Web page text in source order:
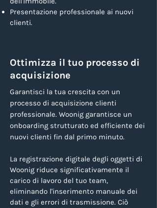
Presentazione professionale ai nuovi
clienti.
Ottimizza il tuo processo di
acquisizione
Garantisci la tua crescita con un
processo di acquisizione clienti
professionale. Woonig garantisce un
onboarding strutturato ed efficiente dei
nuovi clienti fin dal primo minuto.
La registrazione digitale degli oggetti di
Woonig riduce significativamente il
carico di lavoro del tuo team,
eliminando l'inserimento manuale dei
dati e gli errori di trasmissione. Ciò